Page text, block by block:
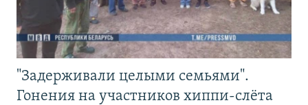
"Задерживали целыми семьями".
Гонения на участников хиппи-слёта